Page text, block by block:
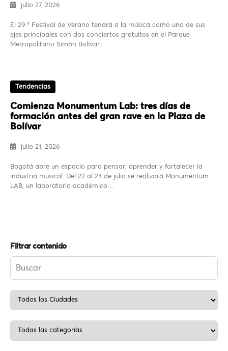
julio 27, 2026
El 29.º Festival de Verano tendrá a la música como uno de sus
ejes principales con dos conciertos gratuitos en el Parque
Metropolitano Simón Bolívar…
Tendencias
Comienza Monumentum Lab: tres días de
formación antes del gran rave en la Plaza de
Bolívar
julio 21, 2026
Bogotá abre un espacio para pensar, aprender y fortalecer la
industria musical. Del 22 al 24 de julio se realizará Monumentum
LAB, un laboratorio académico…
Filtrar contenido